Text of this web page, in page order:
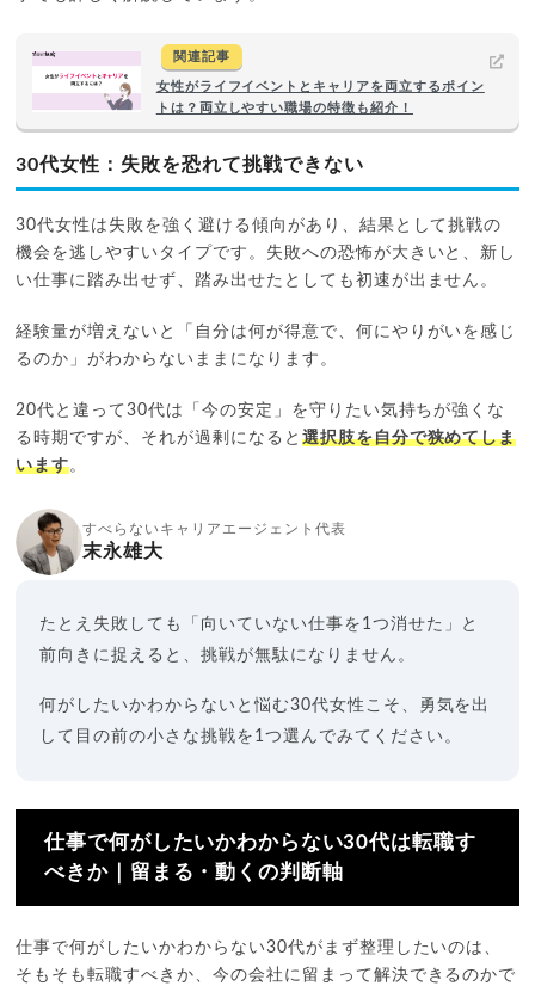
関連記事
女性がライフイベントとキャリアを両立するポイン
トは？両立しやすい職場の特徴も紹介！
30代女性：失敗を恐れて挑戦できない
30代女性は失敗を強く避ける傾向があり、結果として挑戦の
機会を逃しやすいタイプです。失敗への恐怖が大きいと、新し
い仕事に踏み出せず、踏み出せたとしても初速が出ません。
経験量が増えないと「自分は何が得意で、何にやりがいを感じ
るのか」がわからないままになります。
20代と違って30代は「今の安定」を守りたい気持ちが強くな
る時期ですが、それが過剰になると 選択肢を自分で狭めてしま
います。
すべらないキャリアエージェント代表
末永雄大
たとえ失敗しても「向いていない仕事を1つ消せた」と
前向きに捉えると、挑戦が無駄になりません。
何がしたいかわからないと悩む30代女性こそ、勇気を出
して目の前の小さな挑戦を1つ選んでみてください。
仕事で何がしたいかわからない30代は転職す
べきか｜留まる・動くの判断軸
仕事で何がしたいかわからない30代がまず整理したいのは、
そもそも転職すべきか、今の会社に留まって解決できるのかで